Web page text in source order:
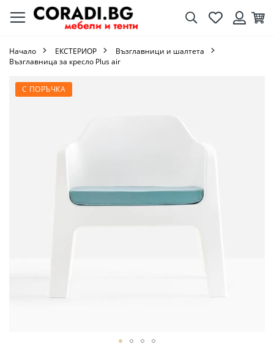
ТърсенеЛюбими
Начало ЕКСТЕРИОР
Възглавници и шалтета
Възглавница за кресло Plus air
С ПОРЪЧКА
Преминете
към